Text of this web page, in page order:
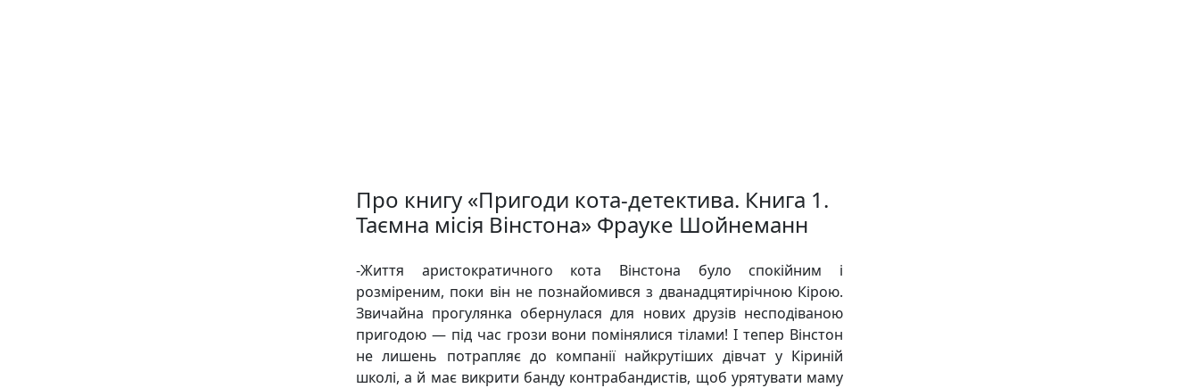
Про книгу «Пригоди кота-детектива. Книга 1.
Таємна місія Вінстона» Фрауке Шойнеманн
-Життя аристократичного кота Вінстона було спокійним і
розміреним, поки він не познайомився з дванадцятирічною Кірою.
Звичайна прогулянка обернулася для нових друзів несподіваною
пригодою — під час грози вони помінялися тілами! І тепер Вінстон
не лишень потрапляє до компанії найкрутіших дівчат у Кіриній
школі, а й має викрити банду контрабандистів, щоб урятувати маму